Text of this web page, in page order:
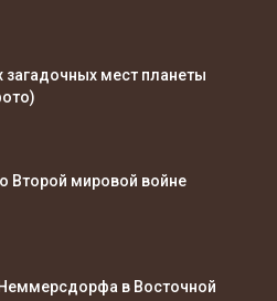
загадочных мест планеты
Второй мировой войне
в Восточной